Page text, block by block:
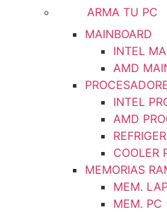
ARMA TU PC
MAINBOARD
INTEL
AMD
INTEL
AMD
COOLER
MEMORIAS
MEM.
MEM. PC